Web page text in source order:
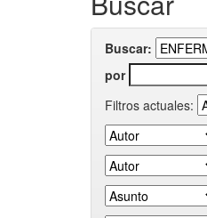
Buscar:
por
Filtros actuales: